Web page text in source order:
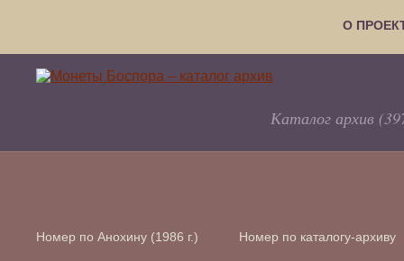
О
Каталог архив
Номер по Анохину (1986 г.) Номер по каталогу-архиву